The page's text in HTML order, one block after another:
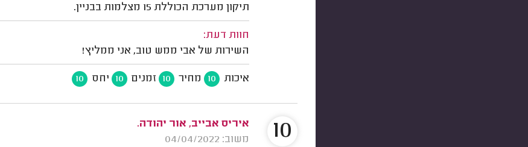
תיקון מערכת הכוללת 15 מצלמות בבניין.
חוות דעת:
השירות של אבי ממש טוב, אני ממליץ!
איכות 10 מחיר 10 זמנים 10 יחס 10
איריס אבייב, אור יהודה.
משוב: 04/04/2022
10